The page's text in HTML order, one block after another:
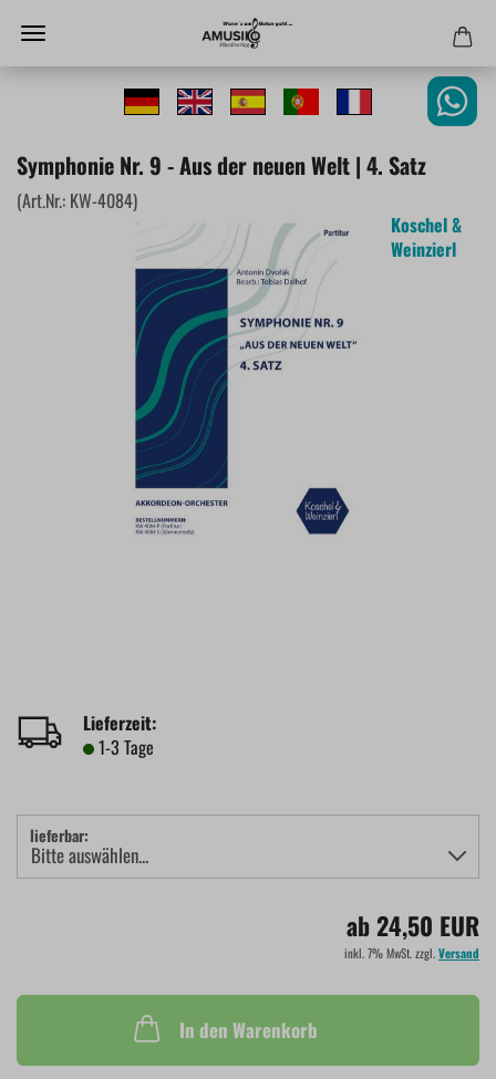
Symphonie Nr. 9 - Aus der neuen Welt | 4. Satz
(Art.Nr.: KW-4084)
Koschel &
Weinzierl
Lieferzeit:
1-3 Tage
lieferbar:
ab 24,50 EUR
inkl. 7% MwSt. zzgl.Versand
In den Warenkorb